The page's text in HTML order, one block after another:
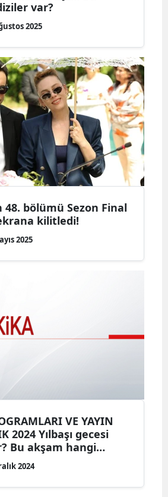
var?
2025
bölümü Sezon Final
kilitledi!
2025
VE YAYIN
2024 Yılbaşı gecesi
Bu akşam hangi
İşte, Kanal D, Star TV,
ATV, TRT 1, TV8
2024